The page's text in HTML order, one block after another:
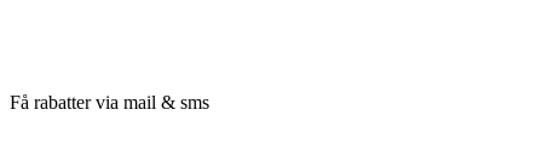
Få rabatter via mail & sms